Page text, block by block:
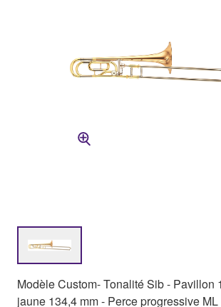
Modèle Custom- Tonalité Sib - Pavillon
jaune 134,4 mm - Perce progressive